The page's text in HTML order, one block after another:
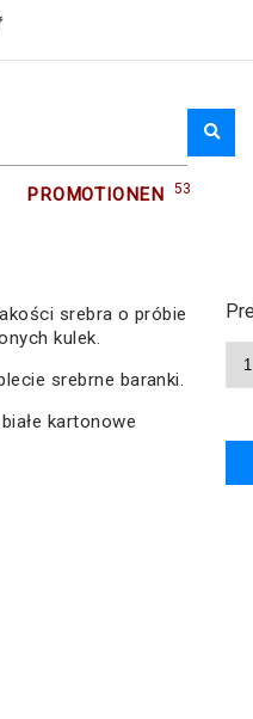
PROMOTIONEN 53
srebra o próbie
kulek.
srebrne baranki.
kartonowe